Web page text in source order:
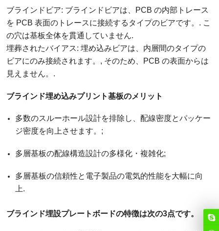
ブラインドビア: ブラインドビアは、PCB の内部トレース
を PCB 表面のトレースに接続するタイプのビアです。. こ
の穴は基板全体を貫通していません.
埋葬されたバイアス: 埋め込みビアは、内層間のタイプの
ビアにのみ接続されます。, そのため、PCB の表面からは
見えません。.
ブラインド埋め込みプリント基板のメリット
多数のスルーホール設計を排除し、配線密度とパッケー
ジ密度を向上させます。;
多層基板の配線構造設計の多様化・複雑化;
多層基板の信頼性と電子製品の電気的性能を大幅に向
上.
ブラインド埋設プレートボードの特徴は次の3点です。